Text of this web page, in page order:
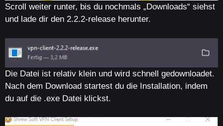
Scroll weiter runter, bis du nochmals „Downloads“ siehst
und lade dir den 2.2.2-release herunter.
Die Datei ist relativ klein und wird schnell gedownloadet.
Nach dem Download startest du die Installation, indem
du auf die .exe Datei klickst.